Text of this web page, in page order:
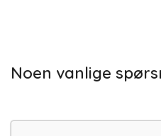
Noen vanlige